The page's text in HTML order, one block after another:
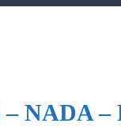
NADA –